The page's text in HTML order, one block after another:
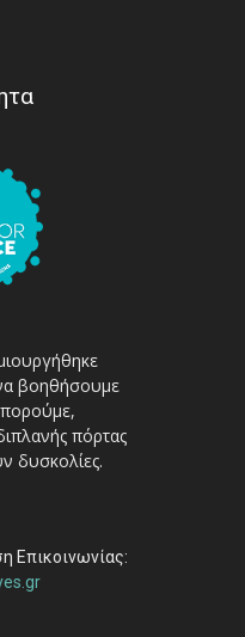
βοηθήσουμε
πόρτας
δυσκολίες.
Επικοινωνίας: